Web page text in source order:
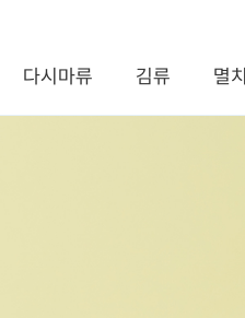
다시마류 김류 멸